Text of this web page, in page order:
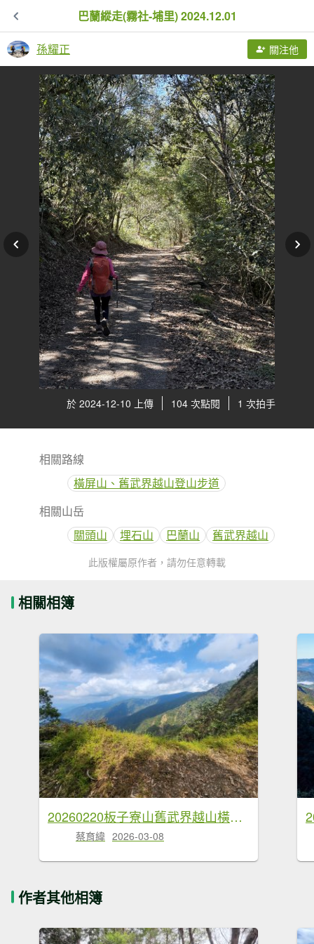
巴蘭縱走(霧社-埔里) 2024.12.01
孫耀正 關注他
於 2024-12-10 上傳 104 次點閱 1 次拍手
相關路線
橫屏山、舊武界越山登山步道
相關山岳
關頭山
埋石山 巴蘭山 舊武界越山
此版權屬原作者，請勿任意轉載
相關相簿
20260220板子寮山舊武界越山橫屏山O型
蔡育緯 2026-03-08
作者其他相簿